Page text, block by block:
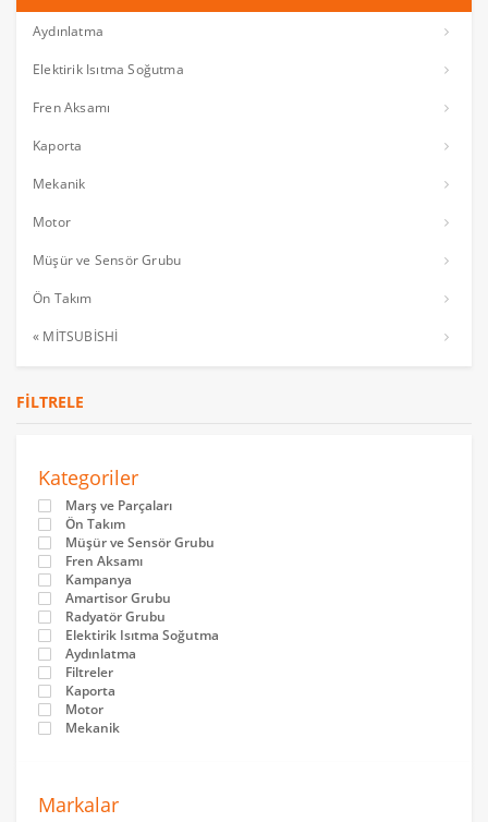
Aydınlatma
Elektirik Isıtma Soğutma
Fren Aksamı
Kaporta
Mekanik
Motor
Müşür ve Sensör Grubu
Ön Takım
« MİTSUBİSHİ
FILTRELE
Kategoriler
Marş ve Parçaları
Ön Takım
Müşür ve Sensör Grubu
Fren Aksamı
Kampanya
Amartisor Grubu
Radyatör Grubu
Elektirik Isıtma Soğutma
Aydınlatma
Filtreler
Kaporta
Motor
Mekanik
Markalar